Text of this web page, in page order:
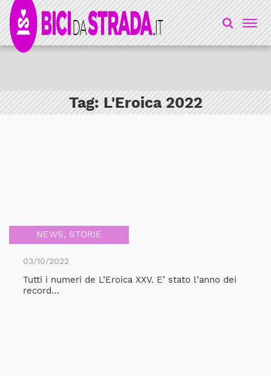
Tag:L'Eroica 2022
NEWS, STORIE
03/10/2022
Tutti i numeri de L’Eroica XXV. E’ stato l’anno dei
record…